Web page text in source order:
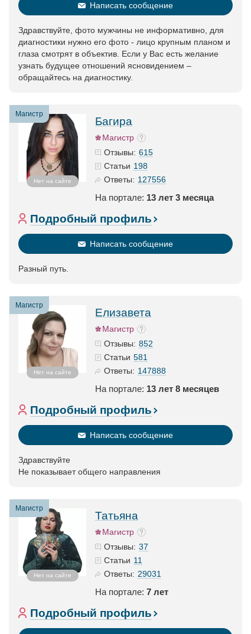
Написать сообщение
Здравствуйте, фото мужчины не информативно, для
диагностики нужно его фото - лицо крупным планом и
глаза смотрят в объектив. Если у Вас есть желание
узнать будущее отношений ясновидением –
обращайтесь на диагностику.
Магистр
Нет на сайте
Багира
Магистр
Отзывы: 615
Статьи 198
Ответы: 127556
На портале: 13 лет 3 месяца
Подробный профиль
Написать сообщение
Разный путь.
Магистр
Нет на сайте
Елизавета
Магистр
Отзывы: 852
Статьи 581
Ответы: 147888
На портале: 13 лет 8 месяцев
Подробный профиль
Написать сообщение
Здравствуйте
Не показывает общего направления
Магистр
Нет на сайте
Татьяна
Магистр
Отзывы: 37
Статьи 11
Ответы: 29031
На портале: 7 лет
Подробный профиль